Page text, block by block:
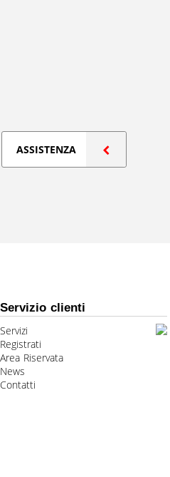
ASSISTENZA
Servizio clienti
Servizi
Registrati
Area Riservata
News
Contatti